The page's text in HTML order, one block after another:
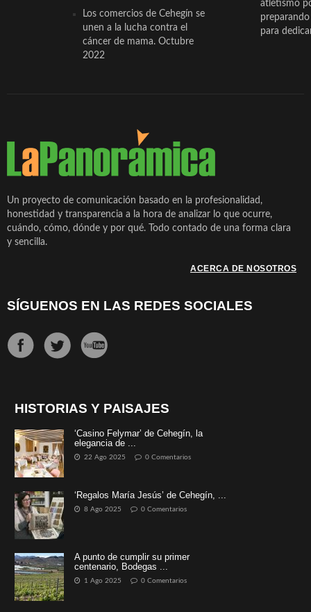
Los comercios de Cehegín se
unen a la lucha contra el
cáncer de mama. Octubre
2022
atletismo
para
Un proyecto de comunicación basado en la profesionalidad,
honestidad y transparencia a la hora de analizar lo que ocurre,
cuándo, cómo, dónde y por qué. Todo contado de una forma clara
y sencilla.
ACERCA DE NOSOTROS
SÍGUENOS EN LAS REDES SOCIALES
HISTORIAS Y PAISAJES
‘Casino Felymar’ de Cehegín, la
elegancia de ...
22 Ago 2025 0 Comentarios
‘Regalos María Jesús’ de Cehegín, ...
8 Ago 2025 0 Comentarios
A punto de cumplir su primer
centenario, Bodegas ...
1 Ago 2025 0 Comentarios